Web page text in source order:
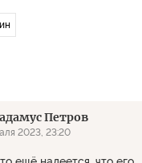
Петров
2023, 23:20